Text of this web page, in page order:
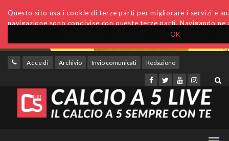
OK
Questo sito usa i cookie di terze parti per migliorare i servizi e
navigazione sono condivise con queste terze parti. Navigando
Accedi Archivio Invio comunicati Redazione